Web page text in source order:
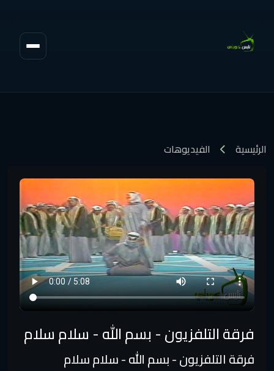
الرئيسية الفيديوهات
فرقة التلفزيون - بسم الله - سلام سلام
فرقة التلفزيون - بسم الله - سلام سلام